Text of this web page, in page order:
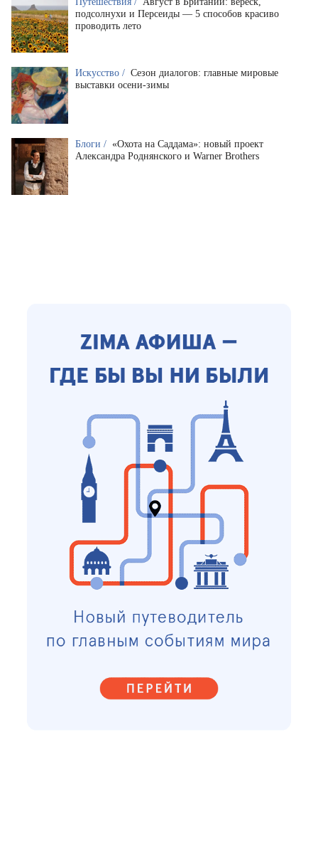
подсолнухи и Персеиды — 5 способов красиво
проводить лето
Искусство / Сезон диалогов: главные мировые
выставки осени-зимы
Блоги / «Охота на Саддама»: новый проект
Александра Роднянского и Warner Brothers